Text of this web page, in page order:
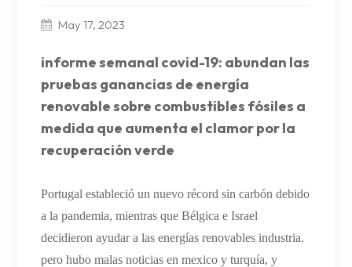
May 17, 2023
informe semanal covid-19: abundan las
pruebas ganancias de energía
renovable sobre combustibles fósiles a
medida que aumenta el clamor por la
recuperación verde
Portugal estableció un nuevo récord sin carbón debido
a la pandemia, mientras que Bélgica e Israel
decidieron ayudar a las energías renovables industria.
pero hubo malas noticias en mexico y turquía, y